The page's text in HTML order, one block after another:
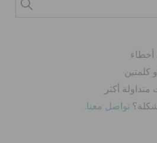
أخطاء
كلمتين
أكثر
تواصل معنا.